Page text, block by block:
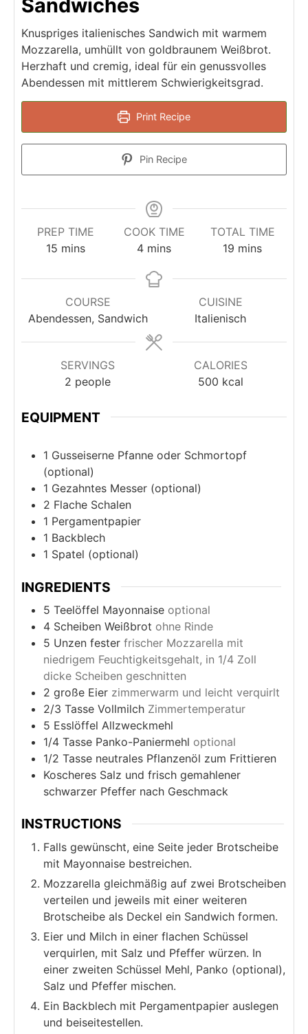
Sandwiches
Knuspriges italienisches Sandwich mit warmem
Mozzarella, umhüllt von goldbraunem Weißbrot.
Herzhaft und cremig, ideal für ein genussvolles
Abendessen mit mittlerem Schwierigkeitsgrad.
Print Recipe
Pin Recipe
PREP TIME
15minutes
mins
COOK TIME
4minutes
mins
TOTAL TIME
19 minutes
mins
COURSE
Abendessen, Sandwich
CUISINE
Italienisch
SERVINGS
2 people
CALORIES
500 kcal
EQUIPMENT
1 Gusseiserne Pfanne oder Schmortopf
(optional)
1 Gezahntes Messer (optional)
2 Flache Schalen
1 Pergamentpapier
1 Backblech
1 Spatel (optional)
INGREDIENTS
5 Teelöffel Mayonnaise optional
4 Scheiben Weißbrot ohne Rinde
5 Unzen fester frischer Mozzarella mit
niedrigem Feuchtigkeitsgehalt, in 1/4 Zoll
dicke Scheiben geschnitten
2 große Eier zimmerwarm und leicht verquirlt
2/3 Tasse Vollmilch Zimmertemperatur
5 Esslöffel Allzweckmehl
1/4 Tasse Panko-Paniermehl optional
1/2 Tasse neutrales Pflanzenöl zum Frittieren
Koscheres Salz und frisch gemahlener
schwarzer Pfeffer nach Geschmack
INSTRUCTIONS
Falls gewünscht, eine Seite jeder Brotscheibe
mit Mayonnaise bestreichen.
Mozzarella gleichmäßig auf zwei Brotscheiben
verteilen und jeweils mit einer weiteren
Brotscheibe als Deckel ein Sandwich formen.
Eier und Milch in einer flachen Schüssel
verquirlen, mit Salz und Pfeffer würzen. In
einer zweiten Schüssel Mehl, Panko (optional),
Salz und Pfeffer mischen.
Ein Backblech mit Pergamentpapier auslegen
und beiseitestellen.